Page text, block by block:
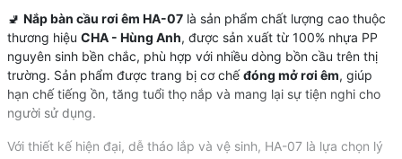
🚽 Nắp bàn cầu rơi êm HA-07là sản phẩm chất lượng cao thuộc
thương hiệu CHA - Hùng Anh, được sản xuất từ 100% nhựa PP
nguyên sinh bền chắc, phù hợp với nhiều dòng bồn cầu trên thị
trường. Sản phẩm được trang bị cơ chếđóng mở rơi êm, giúp
hạn chế tiếng ồn, tăng tuổi thọ nắp và mang lại sự tiện nghi cho
người sử dụng.
Với thiết kế hiện đại, dễ tháo lắp và vệ sinh, HA-07 là lựa chọn lý